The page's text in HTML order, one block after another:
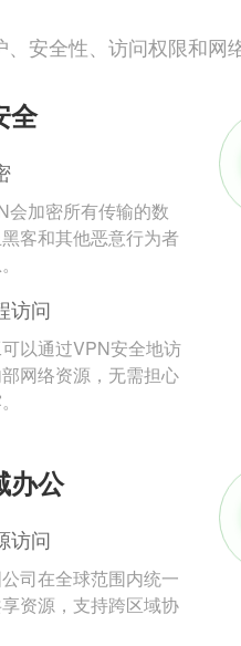
安全性、访问权限和网
全
会加密所有传输的数
客和其他恶意行为者
访问
以通过VPN安全地访
网络资源，无需担心
办公
访问
司在全球范围内统一
资源，支持跨区域协